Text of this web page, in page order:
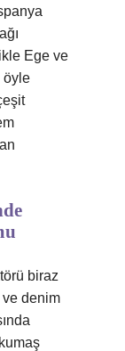
Ege ve
öyle
biraz
ve denim